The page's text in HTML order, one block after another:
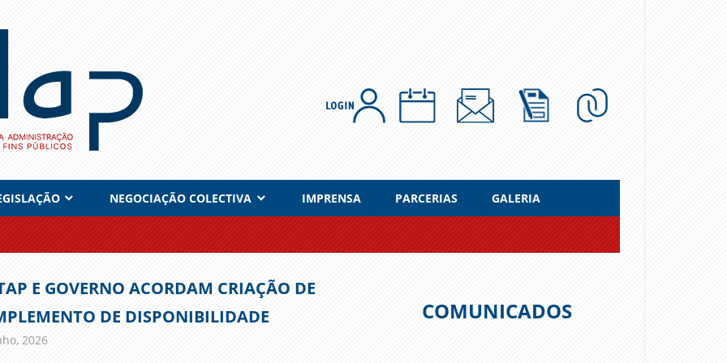
NEGOCIAÇÃO COLECTIVA IMPRENSA PARCERIAS GALERIA
E GOVERNO ACORDAM CRIAÇÃO DE
DE DISPONIBILIDADE
2026admin
Comunicados
COMUNICADOS